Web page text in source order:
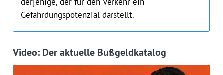
Gefährdungspotenzial darstellt.
Video: Der aktuelle Bußgeldkatalog